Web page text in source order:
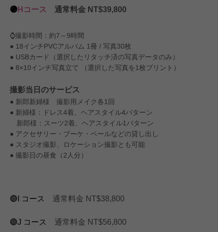
🟣Hコース 通常料金 NT$39,800
⌚️撮影時間：約7～9時間
● 18インチPVCアルバム 1冊 / 写真30枚
● USBカード（選択したリタッチ済の写真データのみ）
● 8×10インチ写真立て （選択した写真を1枚プリント）
撮影当日のサービス
● 新郎新婦様 撮影用メイク各1回
● 新婦様：ドレス4着、ヘアスタイル4パターン
新郎様：スーツ2着、ヘアスタイル1パターン
● アクセサリー・ブーケ・ベールなどの貸し出し
● スタジオ撮影、ロケーション撮影とも可能
● 撮影日の昼食（2人分）
🟣I コース 通常料金 NT$38,800
🟣J コース 通常料金 NT$56,800